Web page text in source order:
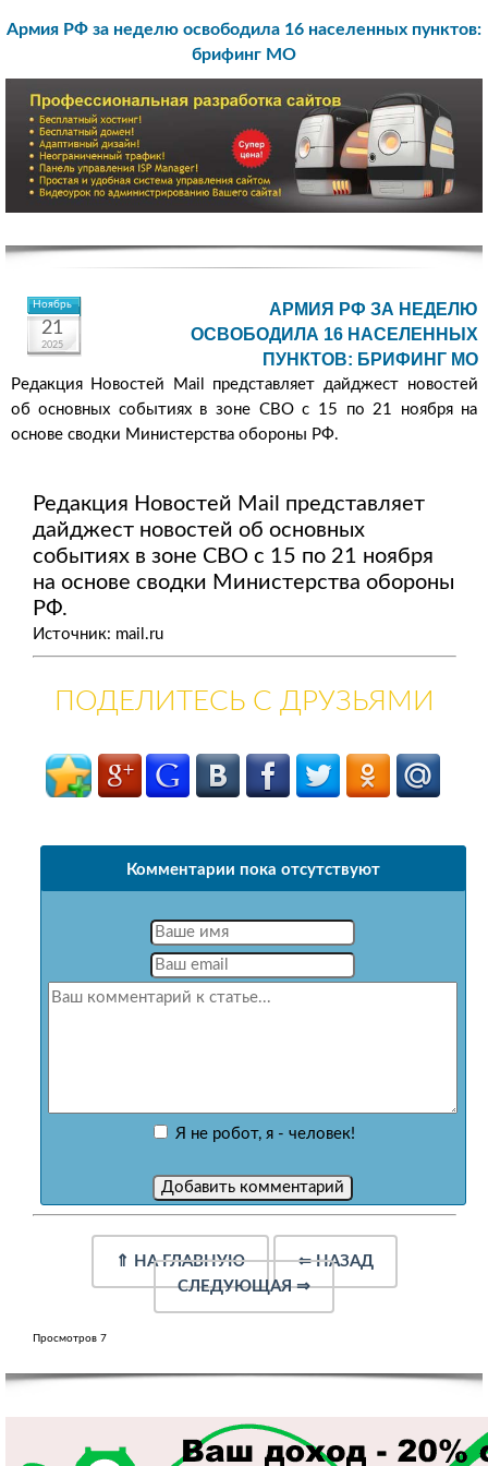
Армия РФ за неделю освободила 16 населенных пунктов:
брифинг МО
Ноябрь
21
2025
АРМИЯ РФ ЗА НЕДЕЛЮ
ОСВОБОДИЛА 16 НАСЕЛЕННЫХ
ПУНКТОВ: БРИФИНГ МО
Редакция Новостей Mail представляет дайджест новостей
об основных событиях в зоне СВО с 15 по 21 ноября на
основе сводки Министерства обороны РФ.
Редакция Новостей Mail представляет
дайджест новостей об основных
событиях в зоне СВО с 15 по 21 ноября
на основе сводки Министерства обороны
РФ.
Источник: mail.ru
ПОДЕЛИТЕСЬ С ДРУЗЬЯМИ
Комментарии пока отсутствуют
Я не робот, я - человек!
⇑ НА ГЛАВНУЮ ⇐НАЗАД
СЛЕДУЮЩАЯ⇒
Просмотров 7